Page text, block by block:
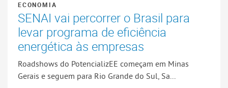
ECONOMIA
SENAI vai percorrer o Brasil para
levar programa de eficiência
energética às empresas
Roadshows do PotencializEE começam em Minas
Gerais e seguem para Rio Grande do Sul, Sa...